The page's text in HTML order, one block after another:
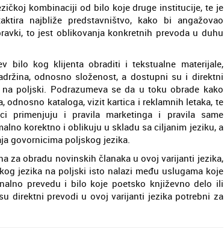
kombinaciji od bilo koje druge institucije, te je
najbliže predstavništvo, kako bi angažovao
to jest oblikovanja konkretnih prevoda u duhu
bilo kog klijenta obraditi i tekstualne materijale,
odnosno složenost, a dostupni su i direktni
poljski. Podrazumeva se da u toku obrade kako
odnosno kataloga, vizit kartica i reklamnih letaka, te
primenjuju i pravila marketinga i pravila same
korektno i oblikuju u skladu sa ciljanim jeziku, a
govornicima poljskog jezika.
za obradu novinskih članaka u ovoj varijanti jezika,
jezika na poljski isto nalazi među uslugama koje
prevedu i bilo koje poetsko književno delo ili
direktni prevodi u ovoj varijanti jezika potrebni za